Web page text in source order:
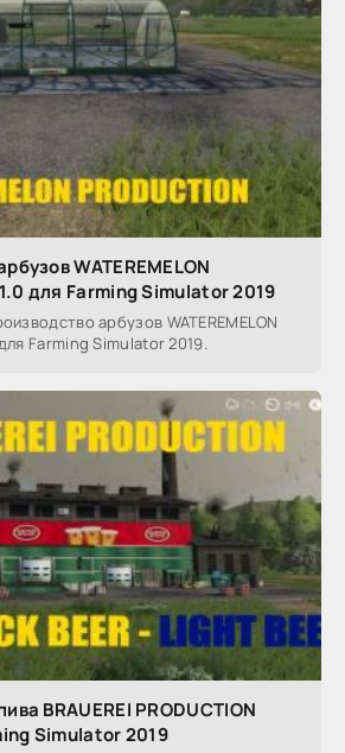
WATEREMELON
для Farming Simulator 2019
арбузов WATEREMELON
Farming Simulator 2019.
BRAUEREI PRODUCTION
Simulator 2019